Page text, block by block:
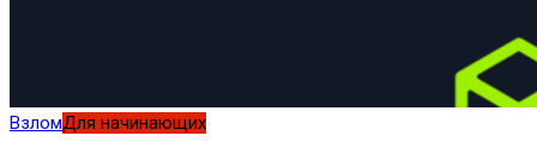
ВзломДля начинающих